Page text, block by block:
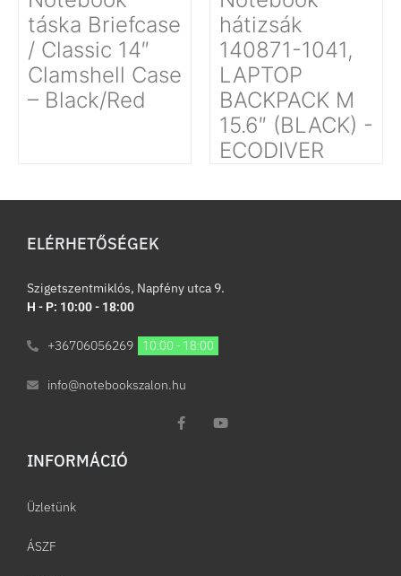
táska Briefcase
/ Classic 14″
Clamshell Case
– Black/Red
hátizsák
140871-1041,
LAPTOP
BACKPACK M
15.6″ (BLACK) -
ECODIVER
ELÉRHETŐSÉGEK
Szigetszentmiklós, Napfény utca 9.
H - P: 10:00 - 18:00
+36706056269 10:00 - 18:00
info@notebookszalon.hu
INFORMÁCIÓ​
Üzletünk
ÁSZF